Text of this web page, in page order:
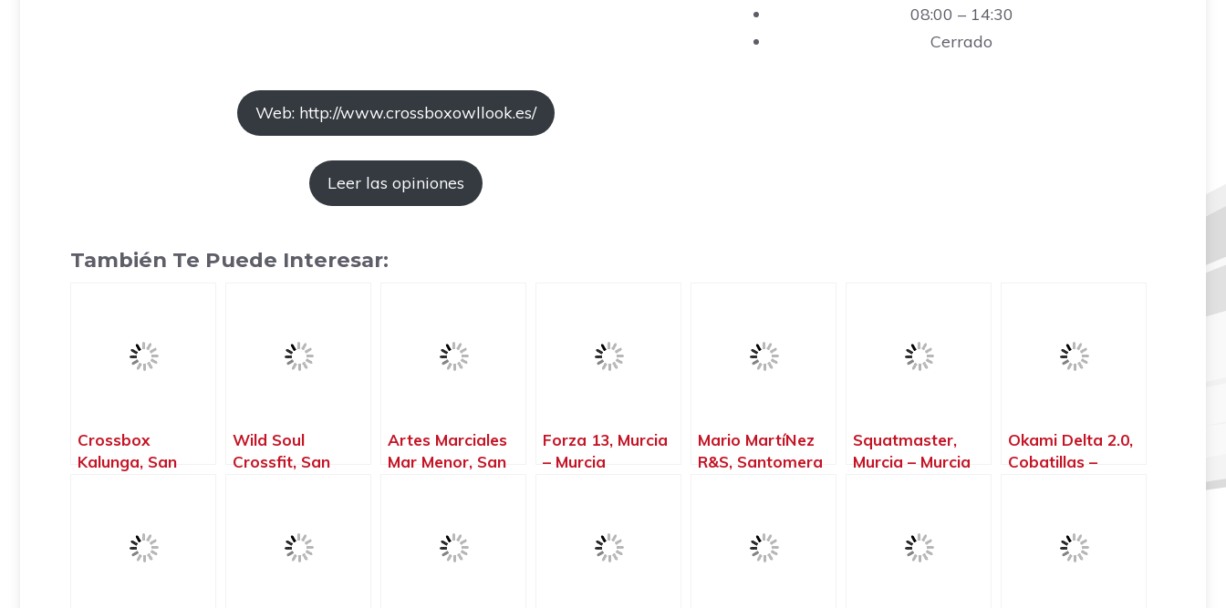
Web: http://www.crossboxowllook.es/
Leer las opiniones
08:00 – 14:30
Cerrado
También Te Puede Interesar:
Crossbox
Kalunga, San
Wild Soul
Crossfit, San
Artes Marciales
Mar Menor, San
Forza 13, Murcia
– Murcia
Mario MartíNez
R&S, Santomera
Squatmaster,
Murcia – Murcia
Okami Delta 2.0,
Cobatillas –